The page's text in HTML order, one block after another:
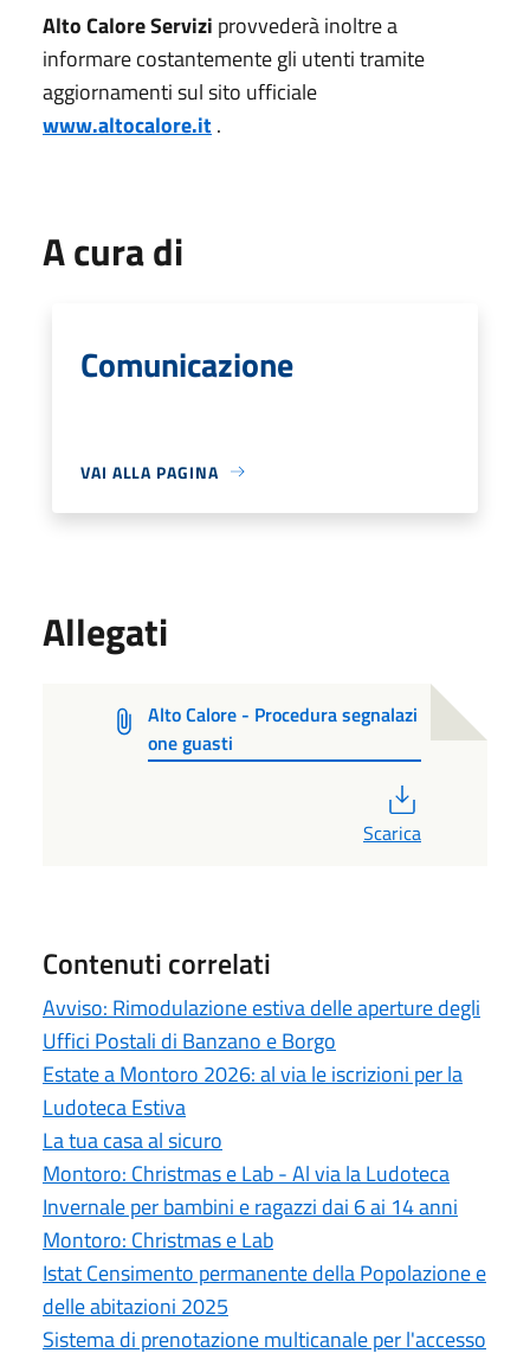
Alto Calore Servizi provvederà inoltre a
informare costantemente gli utenti tramite
aggiornamenti sul sito ufficiale
www.altocalore.it.
A cura di
Comunicazione
VAI ALLA PAGINA
Allegati
Alto Calore - Procedura segnalazi
one guasti
Scarica
Contenuti correlati
Avviso: Rimodulazione estiva delle aperture degli
Uffici Postali di Banzano e Borgo
Estate a Montoro 2026: al via le iscrizioni per la
Ludoteca Estiva
La tua casa al sicuro
Montoro: Christmas e Lab - Al via la Ludoteca
Invernale per bambini e ragazzi dai 6 ai 14 anni
Montoro: Christmas e Lab
Istat Censimento permanente della Popolazione e
delle abitazioni 2025
Sistema di prenotazione multicanale per l'accesso